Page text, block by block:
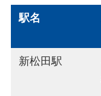
駅名
新松田駅